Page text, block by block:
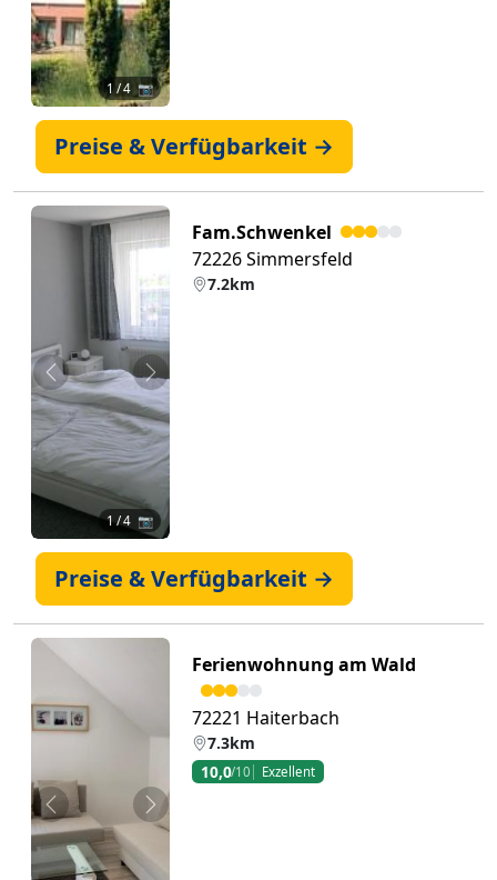
1/ 4 📷
Preise & Verfügbarkeit →
Zurück Weiter
1/ 4 📷
Fam.Schwenkel
72226 Simmersfeld
7.2km
Preise & Verfügbarkeit →
Zurück Weiter
Ferienwohnung am Wald
72221 Haiterbach
7.3km
10,0/10 Exzellent